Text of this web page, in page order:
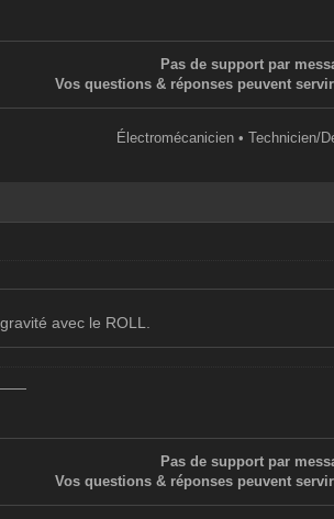
du joueur.
du joueur.
vitesse du joueur.
un joueur invincible.
Pas de support par
Vos questions & réponses peuvent
Électromécanicien • Technicien/
avec le ROLL.
Pas de support par
Vos questions & réponses peuvent